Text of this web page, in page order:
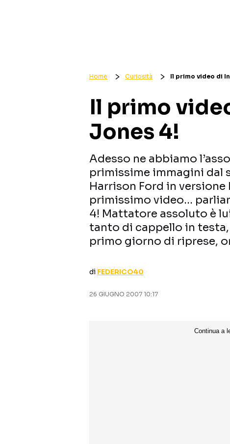
Home Curiosità Il primo video di
Il primo
Jones 4!
Adesso ne abbiamo
primissime immagini dal
Harrison Ford in versione
primissimo video…
4! Mattatore assoluto è
tanto di cappello in
primo giorno di riprese,
di FEDERICO40
26 GIUGNO 2007 10:17